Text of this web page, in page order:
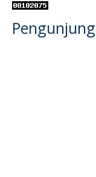
Pengunjung